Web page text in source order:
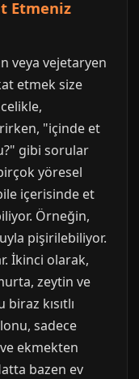
Etmeniz
veya vejetaryen
etmek size
"içinde et
gibi sorular
yöresel
içerisinde et
Örneğin,
pişirilebiliyor.
İkinci olarak,
zeytin ve
kısıtlı
sadece
ekmekten
bazen ev